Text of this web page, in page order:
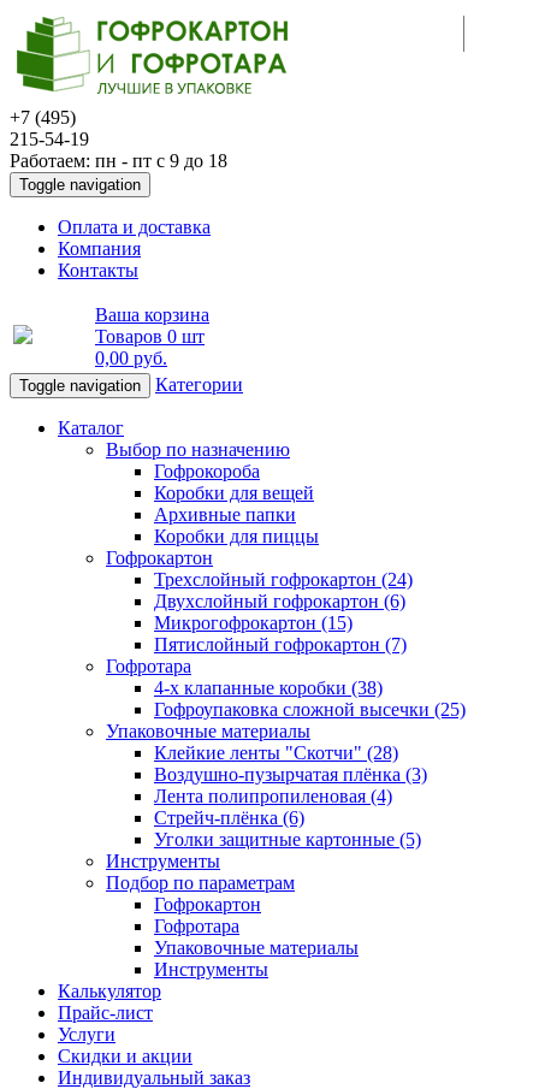
+7 (495)
215-54-19
Работаем: пн - пт с 9 до 18
Toggle navigation
Оплата и доставка
Компания
Контакты
Ваша корзина
Товаров 0 шт
0,00 руб.
Toggle navigation Категории
Каталог
Выбор по назначению
Гофрокороба
Коробки для вещей
Архивные папки
Коробки для пиццы
Гофрокартон
Трехслойный гофрокартон (24)
Двухслойный гофрокартон (6)
Микрогофрокартон (15)
Пятислойный гофрокартон (7)
Гофротара
4-х клапанные коробки (38)
Гофроупаковка сложной высечки (25)
Упаковочные материалы
Клейкие ленты "Скотчи" (28)
Воздушно-пузырчатая плёнка (3)
Лента полипропиленовая (4)
Стрейч-плёнка (6)
Уголки защитные картонные (5)
Инструменты
Подбор по параметрам
Гофрокартон
Гофротара
Упаковочные материалы
Инструменты
Калькулятор
Прайс-лист
Услуги
Скидки и акции
Индивидуальный заказ